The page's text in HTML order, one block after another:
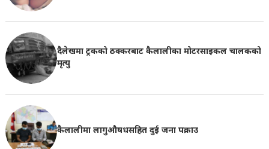
दैलेखमा ट्रकको ठक्करबाट कैलालीका मोटरसाइकल चालकको
मृत्यु
कैलालीमा लागुऔषधसहित दुई जना पक्राउ